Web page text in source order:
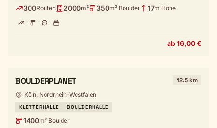
300Routen 2000m² 350m² Boulder 17m Höhe
ab 16,00 €
BOULDERPLANET 12,5 km
Köln, Nordrhein-Westfalen
KLETTERHALLE BOULDERHALLE
1400m² Boulder